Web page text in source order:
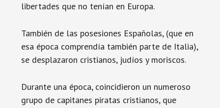
libertades que no tenían en Europa.
También de las posesiones Españolas, (que en
esa época comprendía también parte de Italia),
se desplazaron cristianos, judíos y moriscos.
Durante una época, coincidieron un numeroso
grupo de capitanes piratas cristianos, que